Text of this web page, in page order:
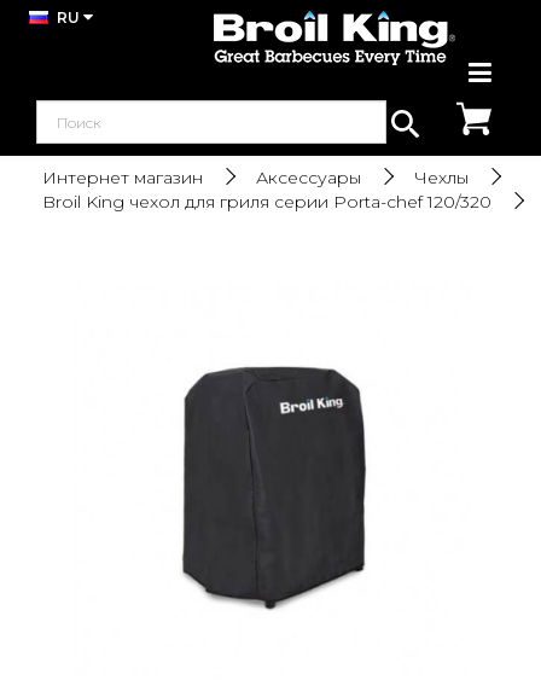
RU
Интернет магазин Аксессуары
Чехлы
Broil King чехол для гриля серии Porta-chef 120/320